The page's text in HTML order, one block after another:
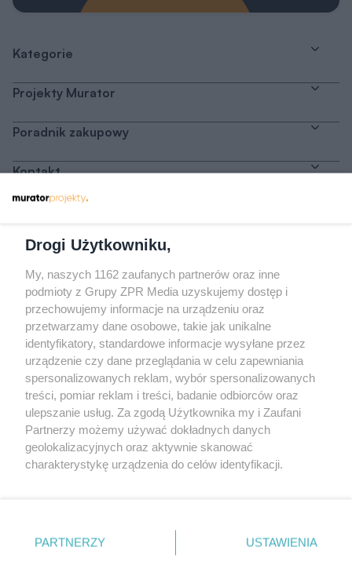
Kategorie
Projekty Murator
Poradnik zakupowy
Kontakt
Odwiedź grupę na Facebooku
Gdybym budował drugi raz - mądry Polak
przed budową
Forum Muratora
Drogi Użytkowniku,
My, naszych 1162 zaufanych partnerów oraz inne
podmioty z Grupy ZPR Media uzyskujemy dostęp i
przechowujemy informacje na urządzeniu oraz
przetwarzamy dane osobowe, takie jak unikalne
identyfikatory, standardowe informacje wysyłane przez
urządzenie czy dane przeglądania w celu zapewniania
spersonalizowanych reklam, wybór spersonalizowanych
treści, pomiar reklam i treści, badanie odbiorców oraz
ulepszanie usług. Za zgodą Użytkownika my i Zaufani
Partnerzy możemy używać dokładnych danych
geolokalizacyjnych oraz aktywnie skanować
charakterystykę urządzenia do celów identyfikacji.
zmienić/wycofać klikając przycisk ustawień prywatności
znajdujący się w lewym dolnym rogu strony
PARTNERZY USTAWIENIA